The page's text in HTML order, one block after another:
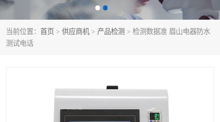
当前位置： 首页 > 供应商机 > 产品检测 > 检测数据准 眉山电器防水
测试电话
燃烧等级检测
可靠性检测 产品检测